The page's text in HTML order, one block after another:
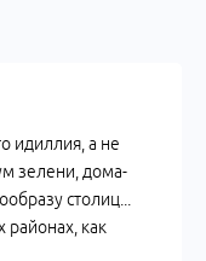
идиллия, а не
зелени, дома-
столиц...
районах, как